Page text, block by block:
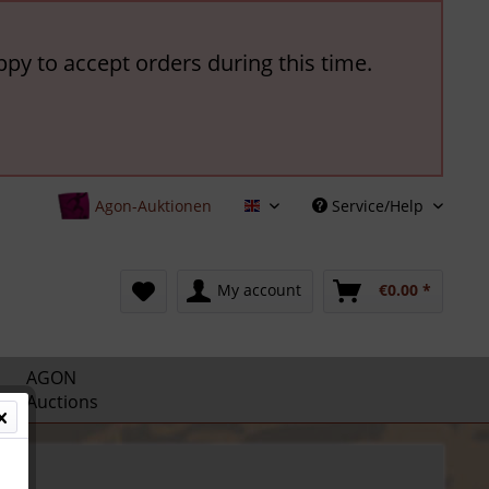
to accept orders during this time.
Agon-Auktionen English Service/Help
My account €0.00 *
AGON
Auctions